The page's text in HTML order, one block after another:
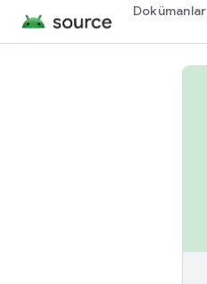
Dokümanlar